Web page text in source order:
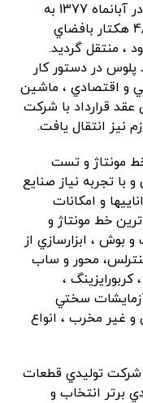
قطعات‌ اتومبيل‌ ايران‌ به‌ ثبت‌ رسيد و در آبانماه‌ 1377 به‌
محل‌ جديد كه‌ در زميني‌ به‌ مساحت‌ 4/3 هكتار بافضاي‌
بود ، منتقل‌ گرديد.
پلوس در دستور كار
و اقتصادي ، ماشين
قرارداد با شركت
مونتاژ و تست
تجربه نياز صنايع
و امكانات
خط مونتاژ و
، ابزارسازي از
محور و ساب
،
سختي
غير مخرب ، انواع
اين‌ شركت‌ در سال‌ 1373 در بين‌ 450 شركت‌ توليدي‌ قطعات‌
برتر انتخاب و